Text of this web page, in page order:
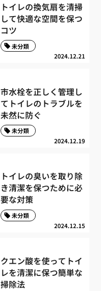
トイレの換気扇を清掃
して快適な空間を保つ
コツ
2024.12.21
未分類
市水栓を正しく管理し
てトイレのトラブルを
未然に防ぐ
2024.12.19
未分類
トイレの臭いを取り除
き清潔を保つために必
要な対策
2024.12.15
未分類
クエン酸を使ってトイ
レを清潔に保つ簡単な
掃除法